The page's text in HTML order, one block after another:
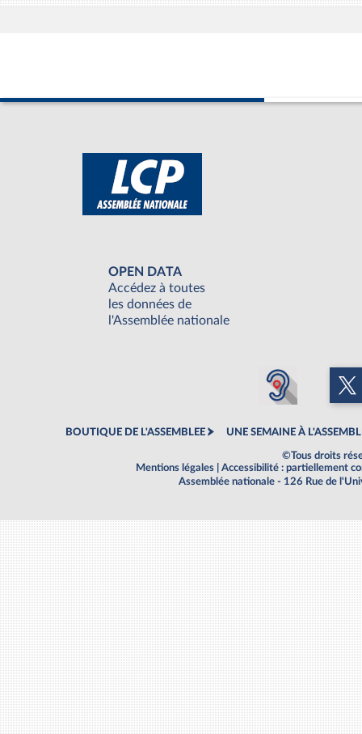
OPEN DATA
Accédez à toutes
les données de
l'Assemblée nationale
BOUTIQUE DE L'ASSEMBLEE UNE SEMAINE À
©Tous droits
Mentions légales
Accessibilité : partiellement
Assemblée nationale - 126 Rue de